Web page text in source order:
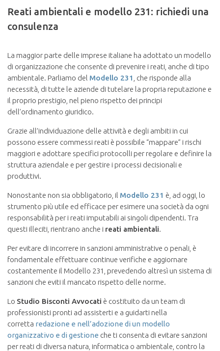
Reati ambientali e modello 231: richiedi una
consulenza
La maggior parte delle imprese italiane ha adottato un modello
di organizzazione che consente di prevenire i reati, anche di tipo
ambientale. Parliamo del Modello 231 , che risponde alla
necessità, di tutte le aziende di tutelare la propria reputazione e
il proprio prestigio, nel pieno rispetto dei principi
dell’ordinamento giuridico.
Grazie all’individuazione delle attività e degli ambiti in cui
possono essere commessi reati è possibile “mappare” i rischi
maggiori e adottare specifici protocolli per regolare e definire la
struttura aziendale e per gestire i processi decisionali e
produttivi.
Nonostante non sia obbligatorio, il Modello 231 è, ad oggi, lo
strumento più utile ed efficace per esimere una società da ogni
responsabilità per i reati imputabili ai singoli dipendenti. Tra
questi illeciti, rientrano anche i reati ambientali.
Per evitare di incorrere in sanzioni amministrative o penali, è
fondamentale effettuare continue verifiche e aggiornare
costantemente il Modello 231, prevedendo altresì un sistema di
sanzioni che eviti il mancato rispetto delle norme.
Lo Studio Bisconti Avvocati è costituito da un team di
professionisti pronti ad assisterti e a guidarti nella
corretta redazione e nell’adozione di un modello
organizzativo e di gestione che ti consenta di evitare sanzioni
per reati di diversa natura, informatica o ambientale, contro la